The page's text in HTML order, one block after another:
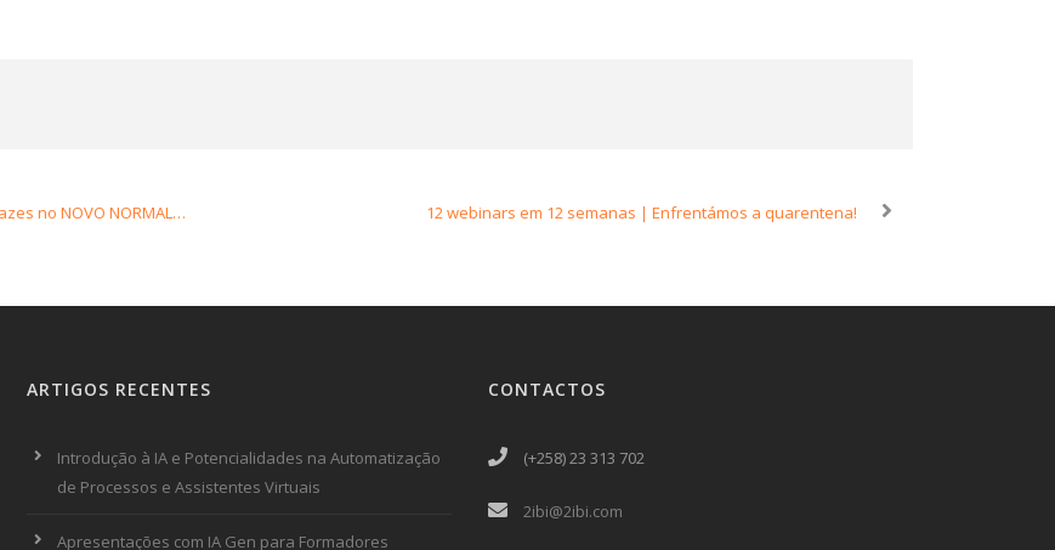
no NOVO NORMAL… 12 webinars em 12 semanas | Enfrentámos a quarentena!
ARTIGOS RECENTES
Introdução à IA e Potencialidades na Automatização
de Processos e Assistentes Virtuais
Apresentações com IA Gen para Formadores
CONTACTOS
(+258) 23 313 702
2ibi@2ibi.com